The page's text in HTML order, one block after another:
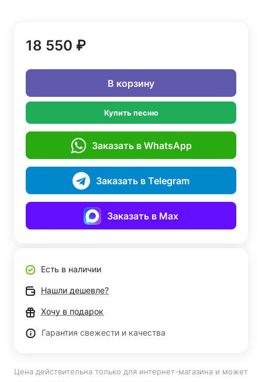
18 550 ₽
В корзину
Купить песню
Заказать в WhatsApp
Заказать в Telegram
Заказать в Max
Есть в наличии
Нашли дешевле?
Хочу в подарок
Гарантия свежести и качества
Цена действительна только для интернет-магазина и может